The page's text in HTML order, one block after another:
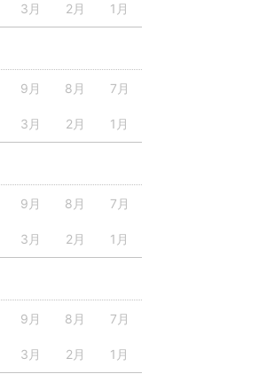
3月 2月 1月
9月 8月 7月
3月 2月 1月
9月 8月 7月
3月 2月 1月
9月 8月 7月
3月 2月 1月